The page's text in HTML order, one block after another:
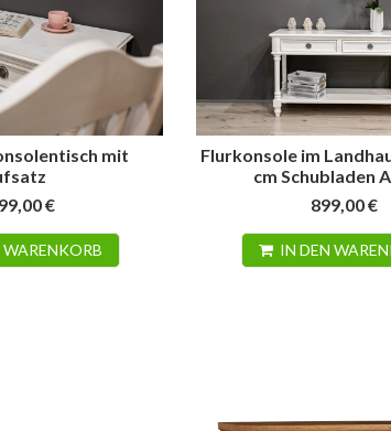
mit
€
WARENKORB
Flurkonsole im
cm Schubladen
899,00 €
IN DEN